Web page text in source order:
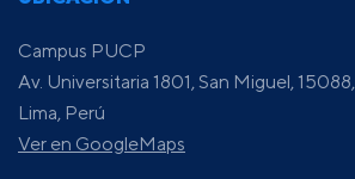
Campus PUCP
Av. Universitaria 1801, San Miguel, 15088,
Lima, Perú
Ver en GoogleMaps